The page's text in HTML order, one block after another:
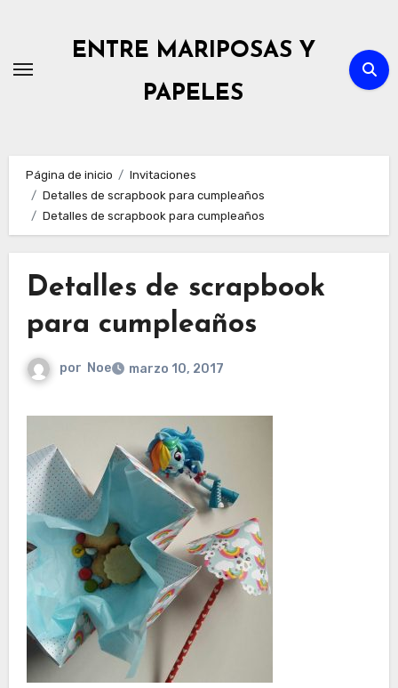
contenido
ENTRE MARIPOSAS Y
PAPELES
Página de inicio
Invitaciones
Detalles de scrapbook para cumpleaños
Detalles de scrapbook para cumpleaños
Detalles de scrapbook
para cumpleaños
por Noe marzo 10, 2017